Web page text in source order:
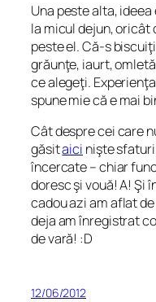
Una peste alta,
la micul dejun, oricât
peste el. Că-s
grăunţe, iaurt,
ce alegeţi.
spune mie că e mai
Cât despre cei care
găsitaici nişte
încercate – chiar
doresc şi vouă! A! Şi
cadou azi am aflat de
deja am înregistrat
de vară! :D
12/06/2012